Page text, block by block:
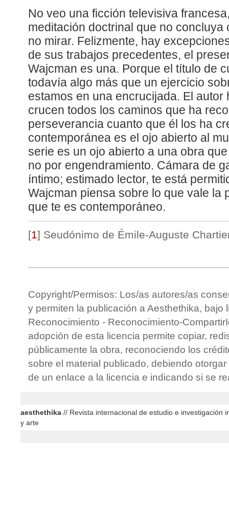
No veo una ficción televisiva
meditación doctrinal que no concluya
no mirar. Felizmente, hay
de sus trabajos precedentes, el
Wajcman es una. Porque el título de
todavía algo más que un ejercicio
estamos en una encrucijada. El autor
crucen todos los caminos que ha
perseverancia cuanto que él los ha
contemporánea es el ojo abierto al
serie es un ojo abierto a una obra
no por engendramiento. Cámara de
íntimo; estimado lector, te está
Wajcman piensa sobre lo que vale la
que te es contemporáneo.
[1] Seudónimo de Émile-Auguste
Copyright/Permisos: Los/as autores/as
y permiten la publicación a Aesthethika, bajo
Reconocimiento - Reconocimiento-
adopción de esta licencia permite copiar,
públicamente la obra, reconociendo los
sobre el material publicado, debiendo
de un enlace a la licencia e indicando si se
aesthethika // Revista internacional de estudio e investigación
y arte